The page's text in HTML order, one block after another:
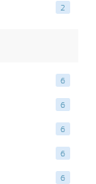
2
6
6
6
6
6